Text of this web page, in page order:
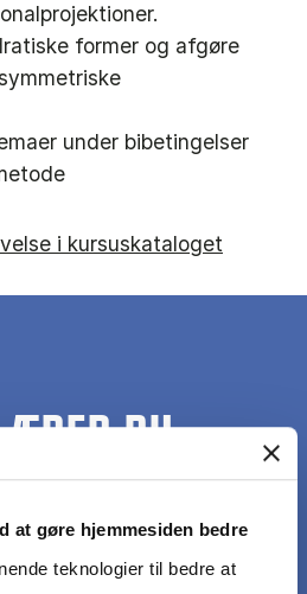
at gøre hjemmesiden bedre
teknologier til bedre at
former og afgøre
under bibetingelser
i kursuskataloget
DU
metoder til at